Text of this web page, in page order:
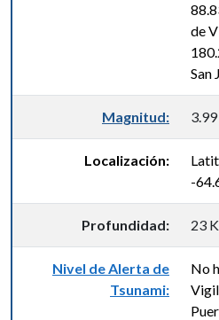
de
San
Magnitud:
Localización:
-
Profundidad: 23
Nivel de Alerta de
Tsunami:
No